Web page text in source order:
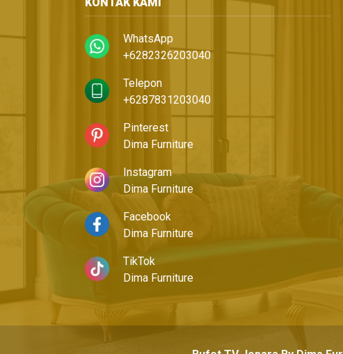
WhatsApp
+6282326203040
Telepon
+6287831203040
Pinterest
Dima Furniture
Instagram
Dima Furniture
Facebook
Dima Furniture
TikTok
Dima Furniture